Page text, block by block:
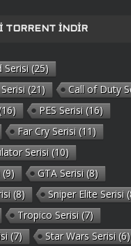
TORRENT İNDIR
Serisi (25)
(21) Call of Duty
PES Serisi (16)
Far Cry Serisi (11)
Serisi (10)
(9) GTA Serisi (8)
(8) Sniper Elite Serisi
Tropico Serisi (7)
(7) Star Wars Serisi (6)